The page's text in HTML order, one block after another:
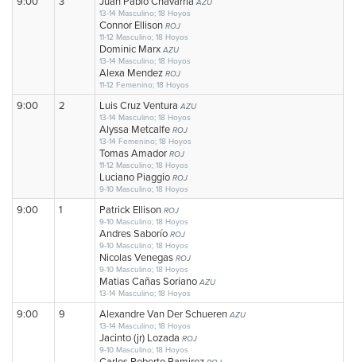
AZU
13-14 Masculino; 18 Hoyos
Connor Ellison ROJ
11-12 Masculino; 18 Hoyos
Dominic MarxAZU
13-14 Masculino; 18 Hoyos
Alexa Mendez ROJ
11-12 Femenino; 18 Hoyos
9:00 2 Luis Cruz VenturaAZU
13-14 Masculino; 18 Hoyos
Alyssa Metcalfe ROJ
13-14 Femenino; 18 Hoyos
Tomas Amador ROJ
11-12 Masculino; 18 Hoyos
Luciano Piaggio ROJ
9-10 Masculino; 18 Hoyos
9:00 1 Patrick Ellison ROJ
9-10 Masculino; 18 Hoyos
Andres Saborío ROJ
9-10 Masculino; 18 Hoyos
Nicolas Venegas ROJ
9-10 Masculino; 18 Hoyos
Matias Cañas SorianoAZU
13-14 Masculino; 18 Hoyos
9:00 9 Alexandre Van Der SchuerenAZU
13-14 Masculino; 18 Hoyos
Jacinto (jr) Lozada ROJ
9-10 Masculino; 18 Hoyos